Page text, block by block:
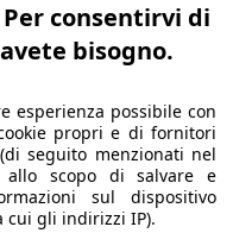
Pari Al Nuovo
consentirvi di
bisogno.
esperienza possibile con
propri e di fornitori
seguito menzionati nel
allo scopo di salvare e
sul dispositivo
cui gli indirizzi IP).